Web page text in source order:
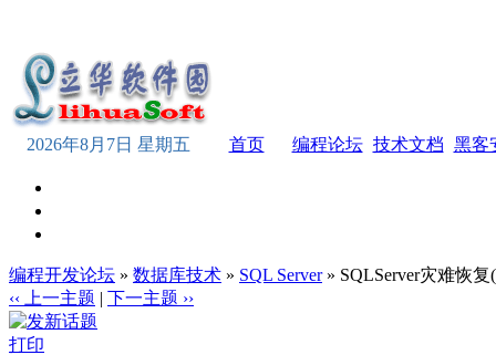
2026年8月7日 星期五 首页 编程论坛 技术文档 黑客
编程开发论坛 » 数据库技术 » SQL Server» SQLServer灾难恢复
‹‹ 上一主题 | 下一主题 ››
打印